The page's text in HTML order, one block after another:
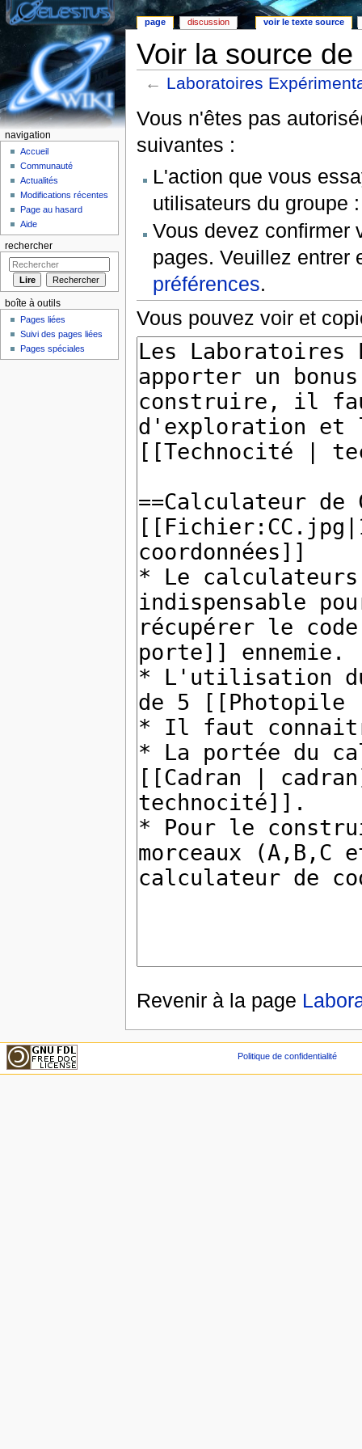
Voir la source
← Laboratoires
Vous n'êtes pas
suivantes :
L'action que vous
utilisateurs du groupe
Vous devez confirmer
pages. Veuillez entrer
préférences.
Vous pouvez voir et
Revenir à la page
page discussion voir le texte source
navigation
Accueil
Communauté
Actualités
Modifications récentes
Page au hasard
Aide
rechercher
boîte à outils
Pages liées
Suivi des pages liées
Pages spéciales
Politique de confidentialité